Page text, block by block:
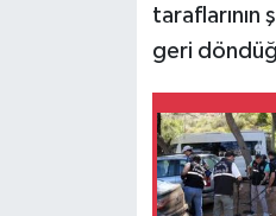
geri